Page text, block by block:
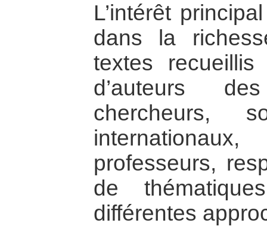
L’intérêt
dans la
textes
d’auteurs
chercheurs,
professeurs,
de
différentes